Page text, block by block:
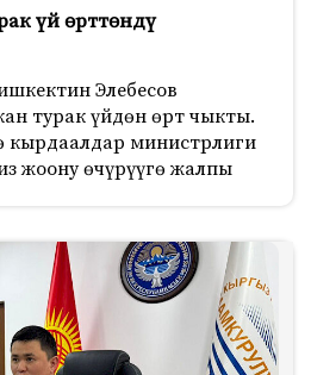
үй өрттөндү
Элебесов
турак үйдөн өрт чыкты.
кырдаалдар министрлиги
жоону өчүрүүгө жалпы